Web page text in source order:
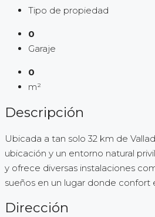
Tipo de propiedad
0
Garaje
0
m²
Descripción
Ubicada a tan solo 32 km de
ubicación y un entorno natural
y ofrece diversas instalaciones
sueños en un lugar donde
Dirección